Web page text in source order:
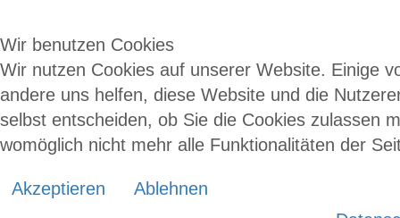
Wir benutzen Cookies
Wir nutzen Cookies auf unserer Website. Einige
andere uns helfen, diese Website und die
selbst entscheiden, ob Sie die Cookies zulassen
womöglich nicht mehr alle Funktionalitäten der
Akzeptieren
Ablehnen